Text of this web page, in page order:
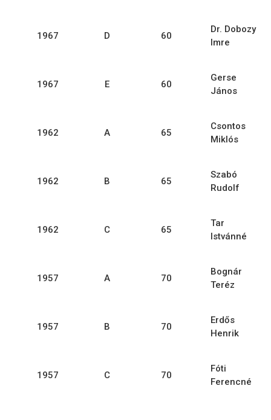
1967 D 60
Dr. Dobozy
Imre
1967 E 60
Gerse
János
1962 A 65
Csontos
Miklós
1962 B 65
Szabó
Rudolf
1962 C 65
Tar
Istvánné
1957 A 70
Bognár
Teréz
1957 B 70
Erdős
Henrik
1957 C 70
Fóti
Ferencné